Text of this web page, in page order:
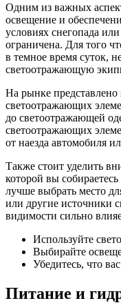
Одним из важных
освещение и
условиях снегопада
ограничена. Для того
в темное время суток,
светоотражающую
На рынке
светоотражающих
до светоотражающей
светоотражающих
от наезда автомобиля
Также стоит уделить
которой вы
лучше выбрать место
или другие источники
видимости сильно
Используйте
Выбирайте
Убедитесь, что
Питание и